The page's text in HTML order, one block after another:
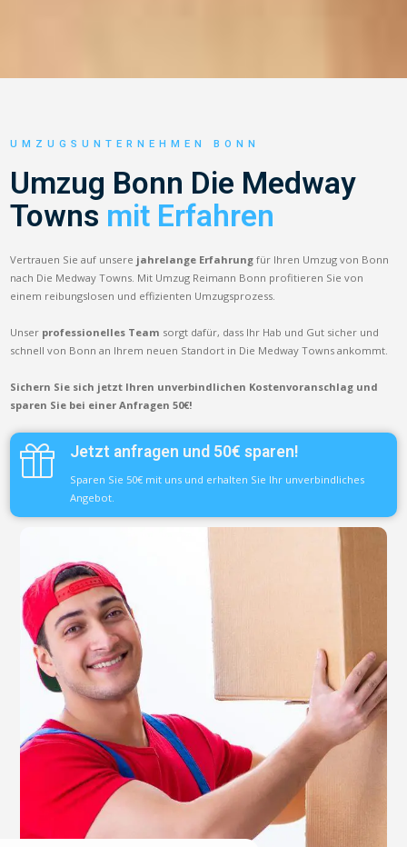
UMZUGSUNTERNEHMEN BONN
Umzug Bonn Die Medway
Towns mit Erfahren
Vertrauen Sie auf unsere jahrelange Erfahrung für Ihren Umzug von Bonn
nach Die Medway Towns. Mit Umzug Reimann Bonn profitieren Sie von
einem reibungslosen und effizienten Umzugsprozess.
Unser professionelles Team sorgt dafür, dass Ihr Hab und Gut sicher und
schnell von Bonn an Ihrem neuen Standort in Die Medway Towns ankommt.
Sichern Sie sich jetzt Ihren unverbindlichen Kostenvoranschlag und
sparen Sie bei einer Anfragen 50€!
Jetzt anfragen und 50€ sparen!
Sparen Sie 50€ mit uns und erhalten Sie Ihr unverbindliches
Angebot.